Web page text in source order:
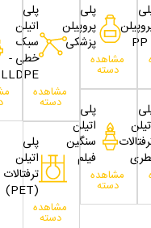
پلی
پروپیلن
پزشکی
مشاهده
دسته
پلی
اتیلن
سنگین
فیلم
مشاهده
دسته
پلی
اتیلن
سبک
خطی -
LLDPE
مشاهده
دسته
پلی
اتیلن
ترفتالات
(PET)
مشاهده
دسته